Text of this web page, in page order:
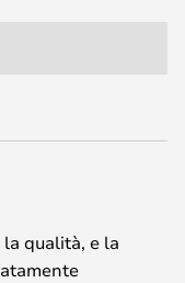
qualità, e la